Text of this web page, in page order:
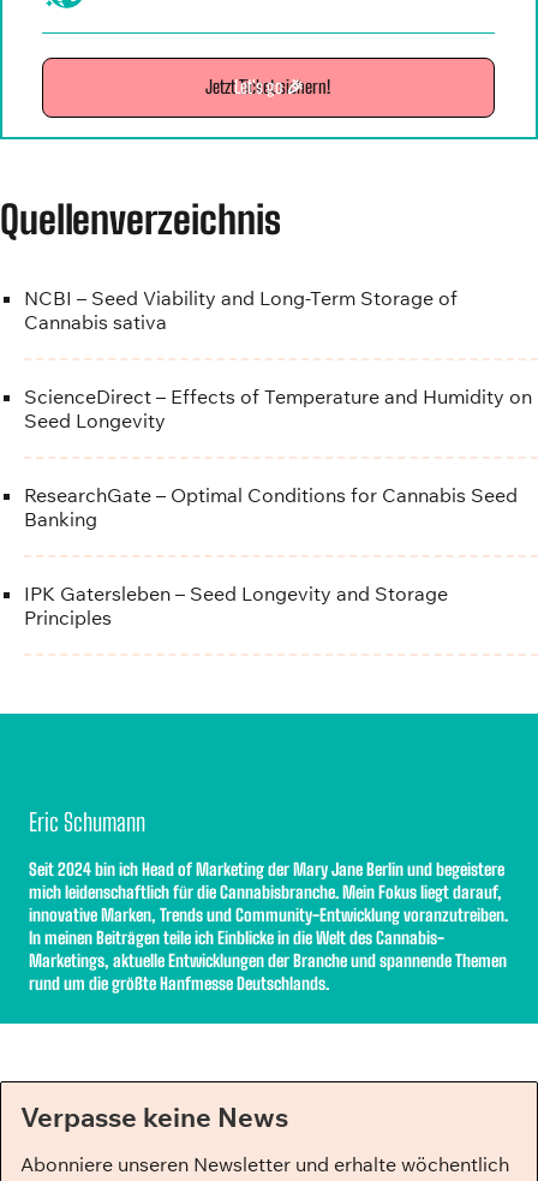
Let's go 🎉
Jetzt Ticket sichern!
Quellenverzeichnis
NCBI – Seed Viability and Long-Term Storage of
Cannabis sativa
ScienceDirect – Effects of Temperature and Humidity on
Seed Longevity
ResearchGate – Optimal Conditions for Cannabis Seed
Banking
IPK Gatersleben – Seed Longevity and Storage
Principles
Eric Schumann
Seit 2024 bin ich Head of Marketing der Mary Jane Berlin und begeistere
mich leidenschaftlich für die Cannabisbranche. Mein Fokus liegt darauf,
innovative Marken, Trends und Community-Entwicklung voranzutreiben.
In meinen Beiträgen teile ich Einblicke in die Welt des Cannabis-
Marketings, aktuelle Entwicklungen der Branche und spannende Themen
rund um die größte Hanfmesse Deutschlands.
Verpasse keine News
Abonniere unseren Newsletter und erhalte wöchentlich